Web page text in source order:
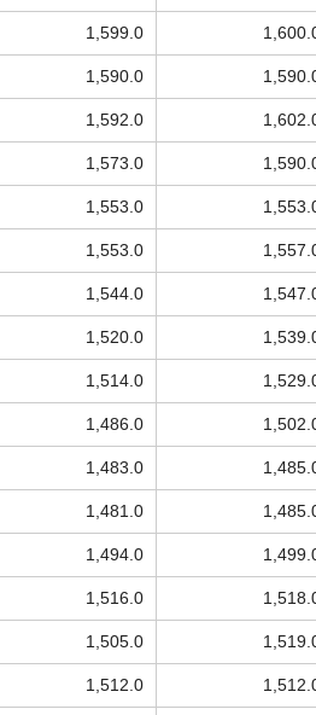
1,599.0
1,590.0
1,592.0
1,573.0
1,553.0
1,553.0
1,544.0
1,520.0
1,514.0
1,486.0
1,483.0
1,481.0
1,494.0
1,516.0
1,505.0
1,512.0